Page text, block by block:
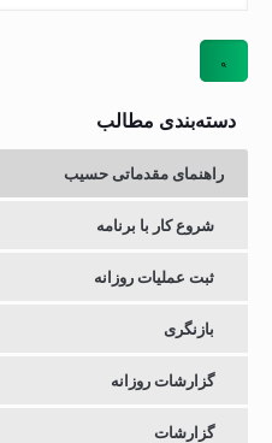
دسته‌بندی مطالب
راهنمای مقدماتی حسیب
شروع کار با برنامه
ثبت عملیات روزانه
بازنگری
گزارشات روزانه
گزارشات